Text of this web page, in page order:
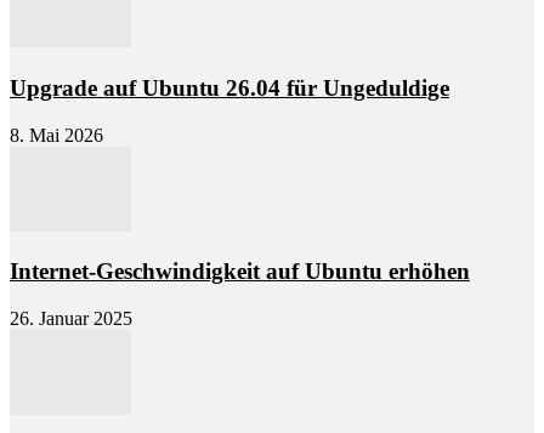
Upgrade auf Ubuntu 26.04 für Ungeduldige
8. Mai 2026
Internet-Geschwindigkeit auf Ubuntu erhöhen
26. Januar 2025